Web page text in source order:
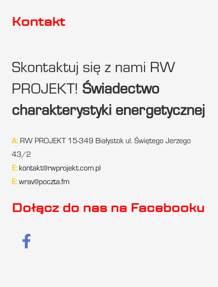
Kontakt
Skontaktuj się z nami RW
PROJEKT! Świadectwo
charakterystyki energetycznej
A: RW PROJEKT 15-349 Białystok ul. Świętego Jerzego
43/2
E: kontakt@rwprojekt.com.pl
E: wrav@poczta.fm
Dołącz do nas na Facebooku